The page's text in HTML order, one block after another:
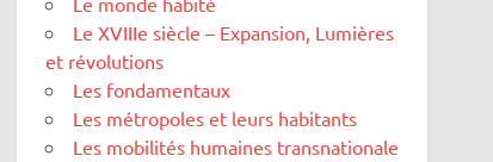
Le XVIIIe siècle – Expansion, Lumières
et révolutions
Les fondamentaux
Les métropoles et leurs habitants
Les mobilités humaines transnationale